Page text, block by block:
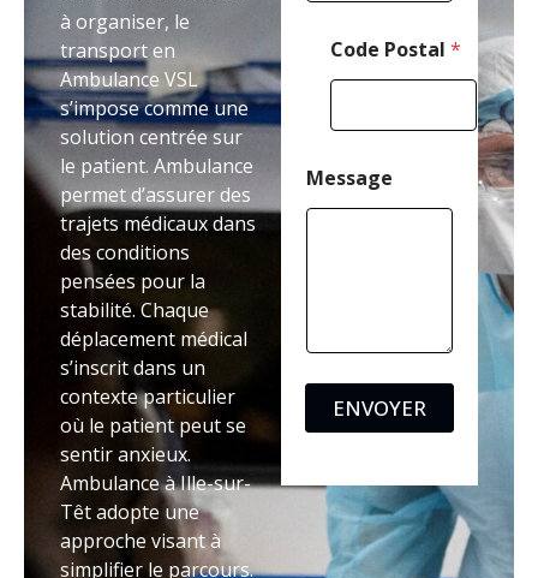
à organiser, le
transport en
Ambulance VSL
s’impose comme une
solution centrée sur
le patient. Ambulance
permet d’assurer des
trajets médicaux dans
des conditions
pensées pour la
stabilité. Chaque
déplacement médical
s’inscrit dans un
contexte particulier
où le patient peut se
sentir anxieux.
Ambulance à Ille-sur-
Têt adopte une
approche visant à
simplifier le parcours.
Code Postal *
Message
ENVOYER